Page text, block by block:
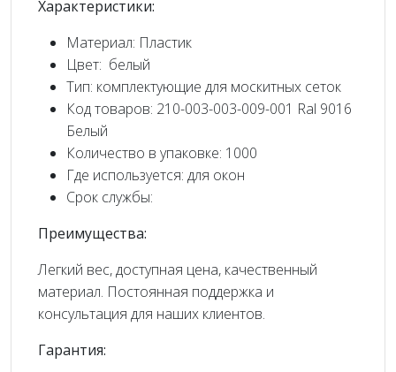
Характеристики:
Материал: Пластик
Цвет: белый
Тип: комплектующие для москитных сеток
Код товаров: 210-003-003-009-001 Ral 9016
Белый
Количество в упаковке: 1000
Где используется: для окон
Срок службы:
Преимущества:
Легкий вес, доступная цена, качественный
материал. Постоянная поддержка и
консультация для наших клиентов.
Гарантия: